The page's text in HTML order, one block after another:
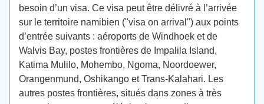
besoin d’un visa. Ce visa peut être délivré à l’arrivée
sur le territoire namibien ("visa on arrival") aux points
d’entrée suivants : aéroports de Windhoek et de
Walvis Bay, postes frontières de Impalila Island,
Katima Mulilo, Mohembo, Ngoma, Noordoewer,
Orangenmund, Oshikango et Trans-Kalahari. Les
autres postes frontières, situés dans zones à très